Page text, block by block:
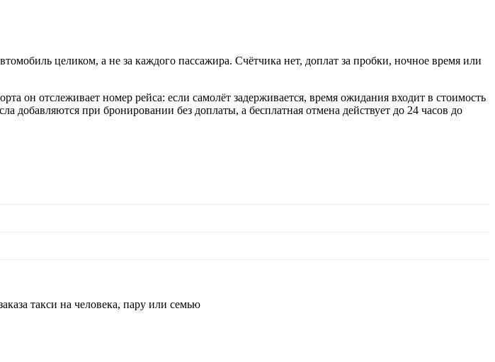
целиком, а не за каждого пассажира. Счётчика нет, доплат за пробки, ночное время или
он отслеживает номер рейса: если самолёт задерживается, время ожидания входит в стоимость
при бронировании без доплаты, а бесплатная отмена действует до 24 часов до
такси на человека, пару или семью